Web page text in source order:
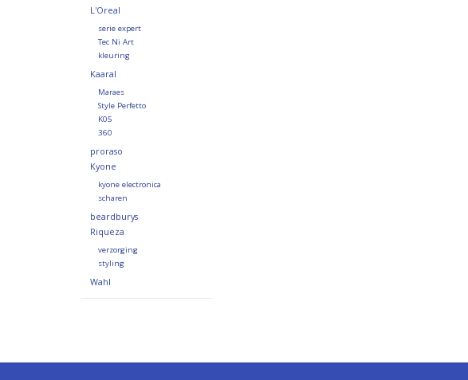
L'Oreal
serie expert
Tec Ni Art
kleuring
Kaaral
Maraes
Style Perfetto
K05
360
proraso
Kyone
kyone electronica
scharen
beardburys
Riqueza
verzorging
styling
Wahl